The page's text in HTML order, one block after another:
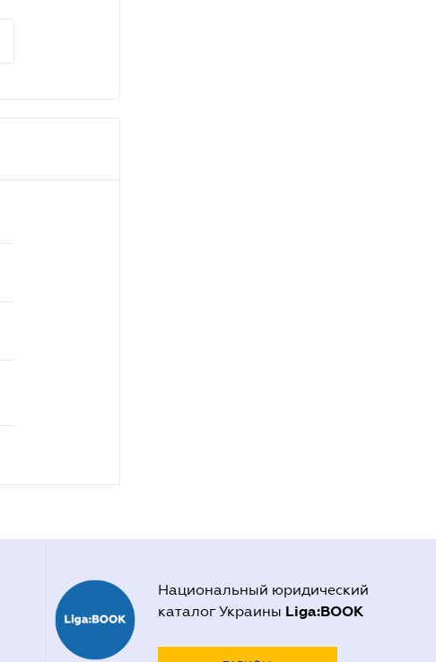
Национальный юридический
каталог Украины Liga:BOOK